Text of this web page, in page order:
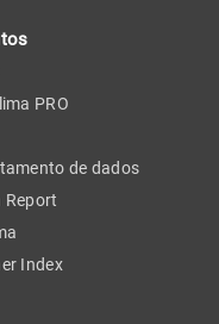
PRO
de dados
Report
Index